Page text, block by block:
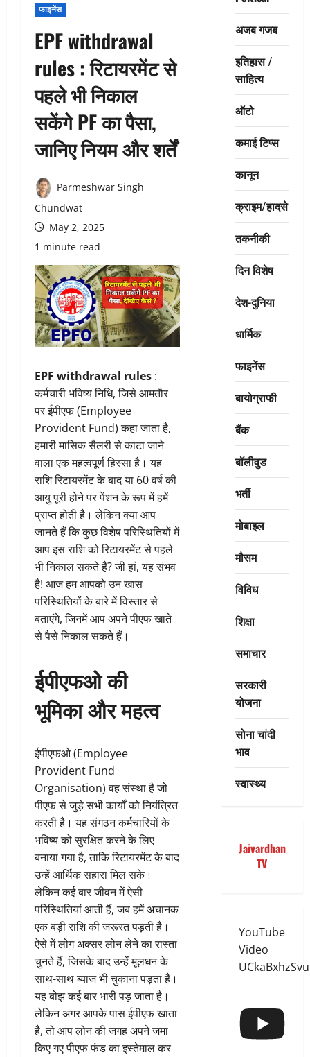
फाइनेंस
EPF withdrawal
rules : रिटायरमेंट से
पहले भी निकाल
सकेंगे PF का पैसा,
जानिए नियम और शर्तें
Parmeshwar Singh
Chundwat
May 2, 2025
1 minute read
EPF withdrawal rules :
कर्मचारी भविष्य निधि, जिसे आमतौर
पर ईपीएफ (Employee
Provident Fund) कहा जाता है,
हमारी मासिक सैलरी से काटा जाने
वाला एक महत्वपूर्ण हिस्सा है। यह
राशि रिटायरमेंट के बाद या 60 वर्ष की
आयु पूरी होने पर पेंशन के रूप में हमें
प्राप्त होती है। लेकिन क्या आप
जानते हैं कि कुछ विशेष परिस्थितियों में
आप इस राशि को रिटायरमेंट से पहले
भी निकाल सकते हैं? जी हां, यह संभव
है! आज हम आपको उन खास
परिस्थितियों के बारे में विस्तार से
बताएंगे, जिनमें आप अपने पीएफ खाते
से पैसे निकाल सकते हैं।
ईपीएफओ की
भूमिका और महत्व
ईपीएफओ (Employee
Provident Fund
Organisation) वह संस्था है जो
पीएफ से जुड़े सभी कार्यों को नियंत्रित
करती है। यह संगठन कर्मचारियों के
भविष्य को सुरक्षित करने के लिए
बनाया गया है, ताकि रिटायरमेंट के बाद
उन्हें आर्थिक सहारा मिल सके।
लेकिन कई बार जीवन में ऐसी
परिस्थितियां आती हैं, जब हमें अचानक
एक बड़ी राशि की जरूरत पड़ती है।
ऐसे में लोग अक्सर लोन लेने का रास्ता
चुनते हैं, जिसके बाद उन्हें मूलधन के
साथ-साथ ब्याज भी चुकाना पड़ता है।
यह बोझ कई बार भारी पड़ जाता है।
लेकिन अगर आपके पास ईपीएफ खाता
है, तो आप लोन की जगह अपने जमा
किए गए पीएफ फंड का इस्तेमाल कर
अजब गजब
इतिहास /
साहित्य
ऑटो
कमाई टिप्स
कानून
क्राइम/हादसे
तकनीकी
दिन विशेष
देश-दुनिया
धार्मिक
फाइनेंस
बायोग्राफी
बैंक
बॉलीवुड
भर्ती
मोबाइल
मौसम
विविध
शिक्षा
समाचार
सरकारी
योजना
सोना चांदी
भाव
स्वास्थ्य
Jaivardhan
TV
YouTube
Video